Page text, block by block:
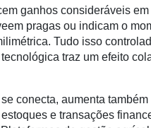
ganhos consideráveis
pragas ou indicam o
Tudo isso
traz um efeito
conecta, aumenta
e transações